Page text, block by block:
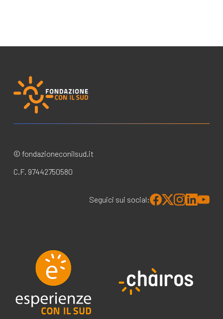
© fondazioneconilsud.it
C.F. 97442750580
Seguici sui social: